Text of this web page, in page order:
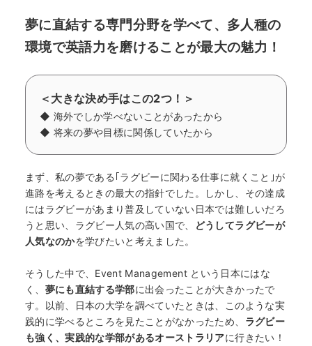
夢に直結する専門分野を学べて、多人種の
環境で英語力を磨けることが最大の魅力！
＜大きな決め手はこの2つ！＞
◆ 海外でしか学べないことがあったから
◆ 将来の夢や目標に関係していたから
まず、私の夢である｢ラグビーに関わる仕事に就くこと｣が
進路を考えるときの最大の指針でした。しかし、その達成
にはラグビーがあまり普及していない日本では難しいだろ
うと思い、ラグビー人気の高い国で、
どうしてラグビーが
人気なのかを学びたいと考えました。
そうした中で、Event Management という日本にはな
く、 夢にも直結する学部に出会ったことが大きかったで
す。以前、日本の大学を調べていたときは、このような実
践的に学べるところを見たことがなかったため、 ラグビー
も強く、実践的な学部があるオーストラリアに行きたい！